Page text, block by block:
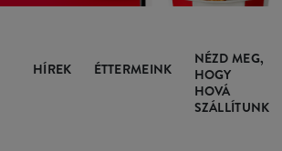
HÍREK ÉTTERMEINK
NÉZD MEG,
HOGY
HOVÁ
SZÁLLÍTUNK